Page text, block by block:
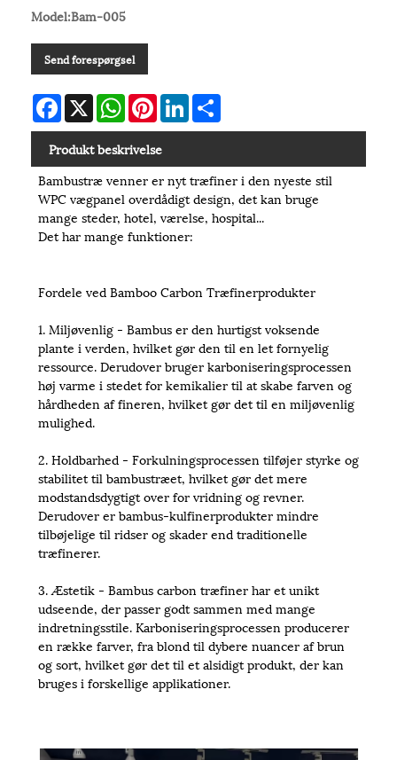
Model:Bam-005
Send forespørgsel
Facebook
X WhatsAppPinterestLinkedIn
Produkt beskrivelse
Bambustræ venner er nyt træfiner i den nyeste stil
WPC vægpanel overdådigt design, det kan bruge
mange steder, hotel, værelse, hospital...
Det har mange funktioner:
Fordele ved Bamboo Carbon Træfinerprodukter
1. Miljøvenlig - Bambus er den hurtigst voksende
plante i verden, hvilket gør den til en let fornyelig
ressource. Derudover bruger karboniseringsprocessen
høj varme i stedet for kemikalier til at skabe farven og
hårdheden af ​​fineren, hvilket gør det til en miljøvenlig
mulighed.
2. Holdbarhed - Forkulningsprocessen tilføjer styrke og
stabilitet til bambustræet, hvilket gør det mere
modstandsdygtigt over for vridning og revner.
Derudover er bambus-kulfinerprodukter mindre
tilbøjelige til ridser og skader end traditionelle
træfinerer.
3. Æstetik - Bambus carbon træfiner har et unikt
udseende, der passer godt sammen med mange
indretningsstile. Karboniseringsprocessen producerer
en række farver, fra blond til dybere nuancer af brun
og sort, hvilket gør det til et alsidigt produkt, der kan
bruges i forskellige applikationer.